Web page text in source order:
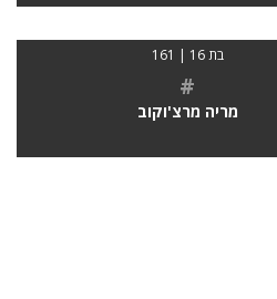
בת 16 | 161
#
מריה מרצ'וקוב